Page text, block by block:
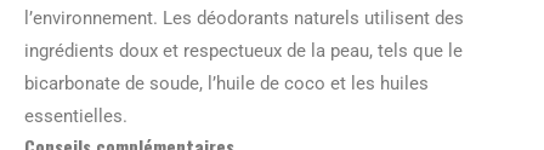
l’environnement. Les déodorants naturels utilisent des
ingrédients doux et respectueux de la peau, tels que le
bicarbonate de soude, l’huile de coco et les huiles
essentielles.